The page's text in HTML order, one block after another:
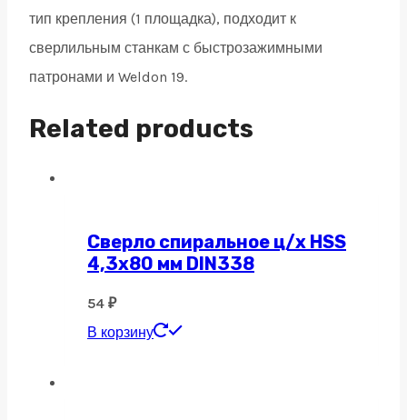
тип крепления (1 площадка), подходит к
сверлильным станкам с быстрозажимными
патронами и Weldon 19.
Related products
Сверло спиральное ц/х HSS
4,3х80 мм DIN338
54 ₽
В корзину